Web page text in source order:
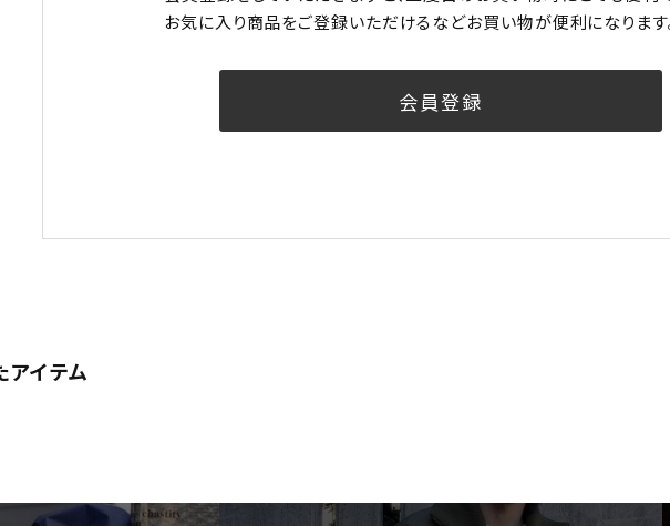
お気に入り商品をご登録いただけるなどお買い物が便利になります
会員登録
イテム